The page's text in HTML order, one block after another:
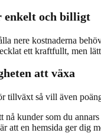
enkelt och billigt
nere kostnaderna
ett kraftfullt, men
att växa
så vill även
kunder som du
att en hemsida ger dig